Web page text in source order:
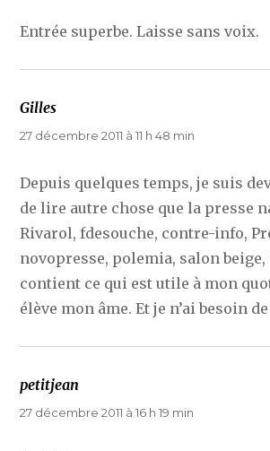
Entrée superbe. Laisse sans voix.
Gilles
27 décembre 2011 à 11 h 48 min
Depuis quelques temps, je suis
de lire autre chose que la presse
Rivarol, fdesouche, contre-info,
novopresse, polemia, salon
contient ce qui est utile à mon
élève mon âme. Et je n’ai besoin
petitjean
27 décembre 2011 à 16 h 19 min